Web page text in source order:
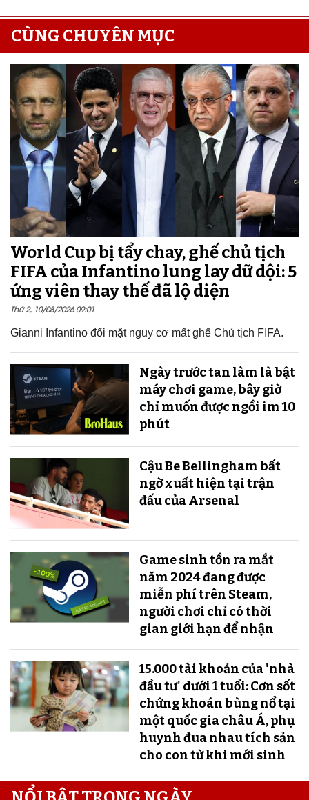
CÙNG CHUYÊN MỤC
World Cup bị tẩy chay, ghế chủ tịch
FIFA của Infantino lung lay dữ dội: 5
ứng viên thay thế đã lộ diện
Thứ 2, 10/08/2026 09:01
Gianni Infantino đối mặt nguy cơ mất ghế Chủ tịch FIFA.
Ngày trước tan làm là bật
máy chơi game, bây giờ
chỉ muốn được ngồi im 10
phút
Cậu Be Bellingham bất
ngờ xuất hiện tại trận
đấu của Arsenal
Game sinh tồn ra mắt
năm 2024 đang được
miễn phí trên Steam,
người chơi chỉ có thời
gian giới hạn để nhận
15.000 tài khoản của 'nhà
đầu tư' dưới 1 tuổi: Cơn sốt
chứng khoán bùng nổ tại
một quốc gia châu Á, phụ
huynh đua nhau tích sản
cho con từ khi mới sinh